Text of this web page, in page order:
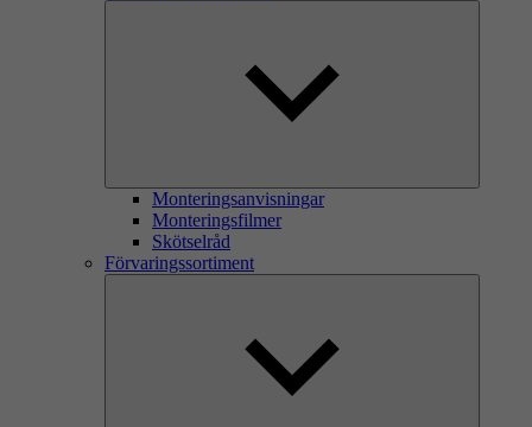
Monteringsanvisningar
Monteringsfilmer
Skötselråd
Förvaringssortiment